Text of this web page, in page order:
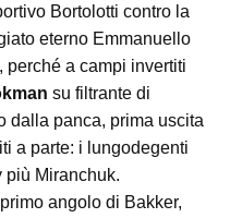
Bortolotti contro la
eterno Emmanuello
perché a campi invertiti
su filtrante di
dalla panca, prima uscita
a parte: i lungodegenti
più Miranchuk.
angolo di Bakker,